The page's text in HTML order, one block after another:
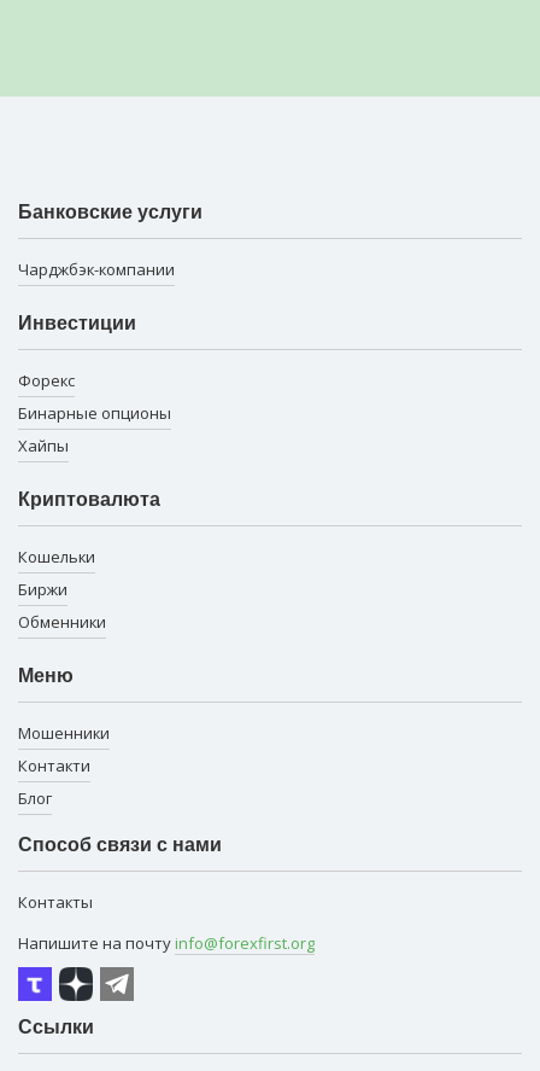
Банковские услуги
Чарджбэк-компании
Инвестиции
Форекс
Бинарные опционы
Хайпы
Криптовалюта
Кошельки
Биржи
Обменники
Меню
Мошенники
Контакти
Блог
Способ связи с нами
Контакты
Напишите на почту info@forexfirst.org
Ссылки